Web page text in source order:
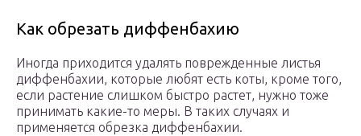
Как обрезать диффенбахию
Иногда приходится удалять поврежденные листья
диффенбахии, которые любят есть коты, кроме того,
если растение слишком быстро растет, нужно тоже
принимать какие-то меры. В таких случаях и
применяется обрезка диффенбахии.